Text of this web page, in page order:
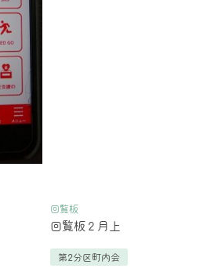
回覧板
回覧板２月上
第2分区町内会